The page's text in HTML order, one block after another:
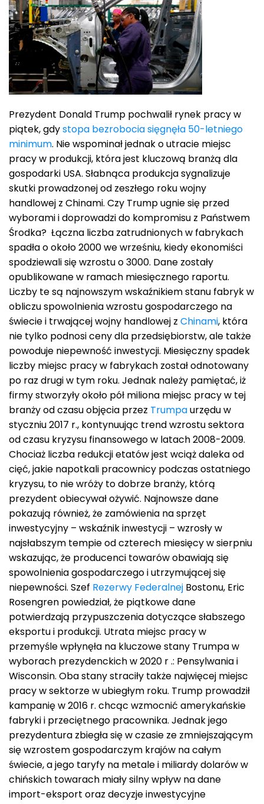
Prezydent Donald Trump pochwalił rynek pracy w
piątek, gdystopa bezrobocia sięgnęła 50-letniego
minimum. Nie wspominał jednak o utracie miejsc
pracy w produkcji, która jest kluczową branżą dla
gospodarki USA. Słabnąca produkcja sygnalizuje
skutki prowadzonej od zeszłego roku wojny
handlowej z Chinami. Czy Trump ugnie się przed
wyborami i doprowadzi do kompromisu z Państwem
Środka? Łączna liczba zatrudnionych w fabrykach
spadła o około 2000 we wrześniu, kiedy ekonomiści
spodziewali się wzrostu o 3000. Dane zostały
opublikowane w ramach miesięcznego raportu.
Liczby te są najnowszym wskaźnikiem stanu fabryk w
obliczu spowolnienia wzrostu gospodarczego na
świecie i trwającej wojny handlowej z Chinami, która
nie tylko podnosi ceny dla przedsiębiorstw, ale także
powoduje niepewność inwestycji. Miesięczny spadek
liczby miejsc pracy w fabrykach został odnotowany
po raz drugi w tym roku. Jednak należy pamiętać, iż
firmy stworzyły około pół miliona miejsc pracy w tej
branży od czasu objęcia przez Trumpaurzędu w
styczniu 2017 r., kontynuując trend wzrostu sektora
od czasu kryzysu finansowego w latach 2008-2009.
Chociaż liczba redukcji etatów jest wciąż daleka od
cięć, jakie napotkali pracownicy podczas ostatniego
kryzysu, to nie wróży to dobrze branży, którą
prezydent obiecywał ożywić. Najnowsze dane
pokazują również, że zamówienia na sprzęt
inwestycyjny – wskaźnik inwestycji – wzrosły w
najsłabszym tempie od czterech miesięcy w sierpniu
wskazując, że producenci towarów obawiają się
spowolnienia gospodarczego i utrzymującej się
niepewności. Szef Rezerwy Federalnej Bostonu, Eric
Rosengren powiedział, że piątkowe dane
potwierdzają przypuszczenia dotyczące słabszego
eksportu i produkcji. Utrata miejsc pracy w
przemyśle wpłynęła na kluczowe stany Trumpa w
wyborach prezydenckich w 2020 r .: Pensylwania i
Wisconsin. Oba stany straciły także najwięcej miejsc
pracy w sektorze w ubiegłym roku. Trump prowadził
kampanię w 2016 r. chcąc wzmocnić amerykańskie
fabryki i przeciętnego pracownika. Jednak jego
prezydentura zbiegła się w czasie ze zmniejszającym
się wzrostem gospodarczym krajów na całym
świecie, a jego taryfy na metale i miliardy dolarów w
chińskich towarach miały silny wpływ na dane
import-eksport oraz decyzje inwestycyjne